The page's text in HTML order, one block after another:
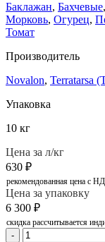
Баклажан, Бахчевые,
Морковь, Огурец,
Томат
Производитель
Novalon, Terratarsa
Упаковка
10 кг
Цена за л/кг
630 ₽
рекомендованная цена с
Цена за упаковку
6 300 ₽
скидка рассчитывается
-